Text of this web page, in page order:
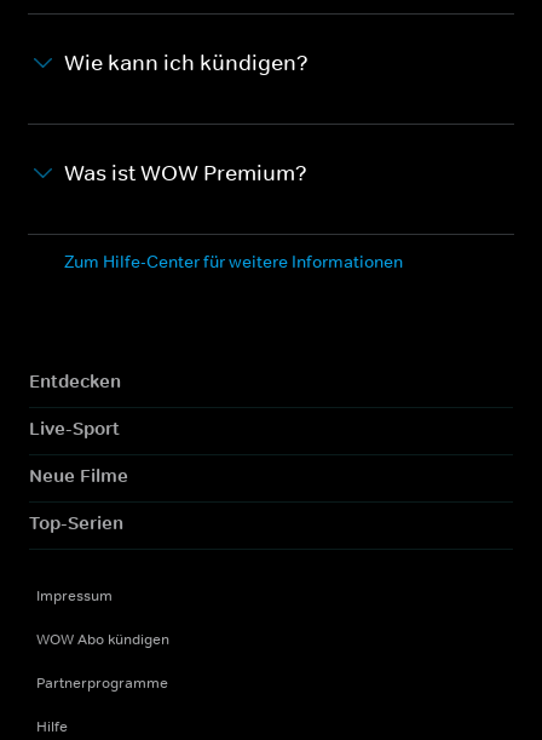
Wie kann ich kündigen?
Was ist WOW Premium?
Zum Hilfe-Center für weitere Informationen
Entdecken
Live-Sport
Neue Filme
Top-Serien
Impressum
WOW Abo kündigen
Partnerprogramme
Hilfe